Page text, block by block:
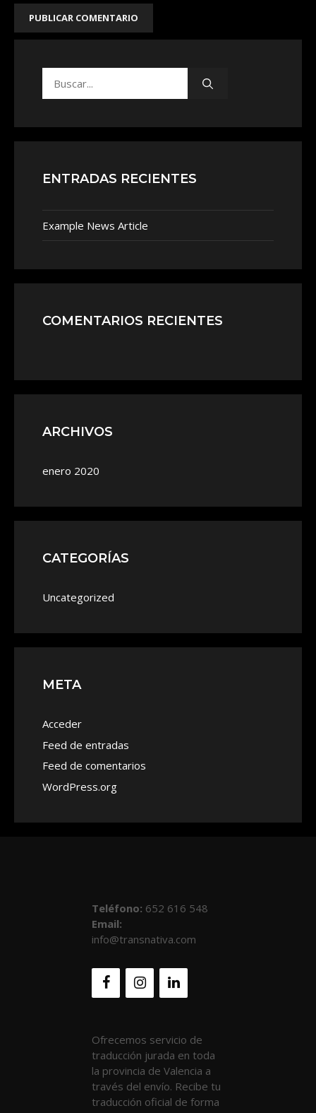
ENTRADAS RECIENTES
Example News Article
COMENTARIOS RECIENTES
ARCHIVOS
enero 2020
CATEGORÍAS
Uncategorized
META
Acceder
Feed de entradas
Feed de comentarios
WordPress.org
Teléfono: 652 616 548
Email:
info@transnativa.com
Ofrecemos servicio de
traducción jurada en toda
la provincia de Valencia a
través del envío. Recibe tu
traducción oficial de forma